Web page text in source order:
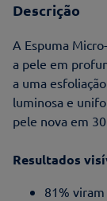
Descrição
A Espuma
a pele em
a uma
luminosa e
pele nova em
Resultados
81%